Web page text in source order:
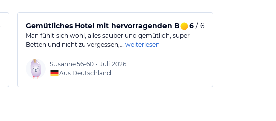
Gemütliches Hotel mit hervorragenden Betten
6/ 6
Man fühlt sich wohl, alles sauber und gemütlich, super
Betten und nicht zu vergessen,… weiterlesen
Susanne56-60 • Juli 2026
Aus Deutschland